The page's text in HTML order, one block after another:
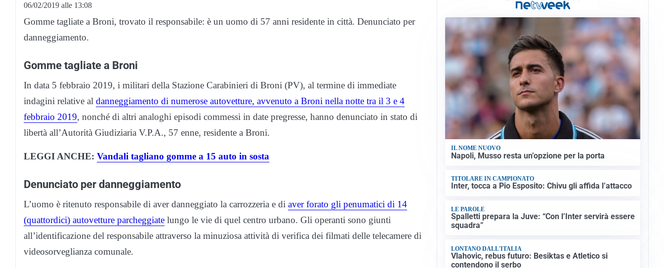
06/02/2019 alle 13:08
Gomme tagliate a Broni, trovato il responsabile: è un uomo di 57 anni residente in città. Denunciato per
danneggiamento.
Gomme tagliate a Broni
In data 5 febbraio 2019, i militari della Stazione Carabinieri di Broni (PV), al termine di immediate
indagini relative al danneggiamento di numerose autovetture, avvenuto a Broni nella notte tra il 3 e 4
febbraio 2019, nonché di altri analoghi episodi commessi in date pregresse, hanno denunciato in stato di
libertà all’Autorità Giudiziaria V.P.A., 57 enne, residente a Broni.
LEGGI ANCHE: Vandali tagliano gomme a 15 auto in sosta
Denunciato per danneggiamento
L’uomo è ritenuto responsabile di aver danneggiato la carrozzeria e di aver forato gli penumatici di 14
(quattordici) autovetture parcheggiate lungo le vie di quel centro urbano. Gli operanti sono giunti
all’identificazione del responsabile attraverso la minuziosa attività di verifica dei filmati delle telecamere di
videosorveglianza comunale.
IL NOME NUOVO
Napoli, Musso resta un’opzione per la porta
TITOLARE IN CAMPIONATO
Inter, tocca a Pio Esposito: Chivu gli affida l’attacco
LE PAROLE
Spalletti prepara la Juve: “Con l’Inter servirà essere
squadra”
LONTANO DALL'ITALIA
Vlahovic, rebus futuro: Besiktas e Atletico si
contendono il serbo